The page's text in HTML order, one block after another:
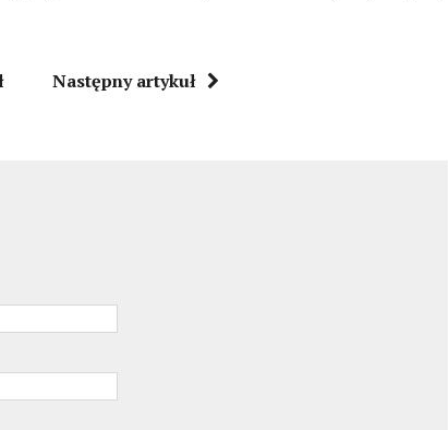
Następny artykuł